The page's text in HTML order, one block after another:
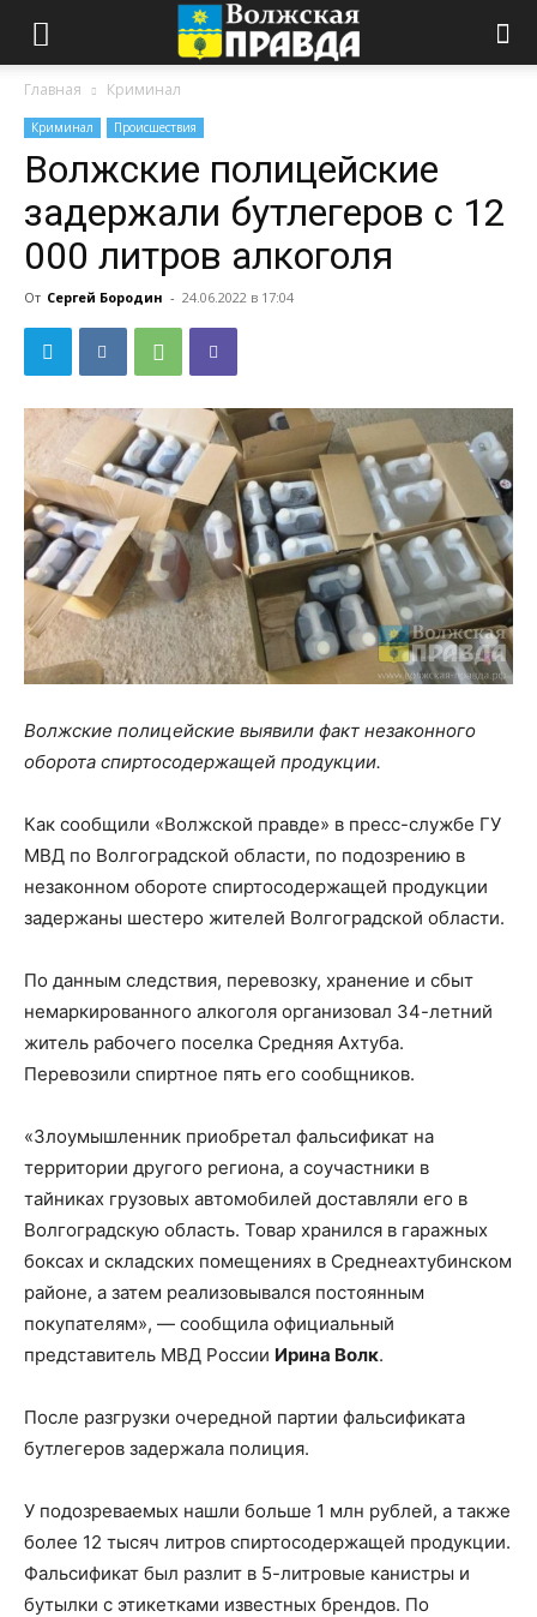
Главная Криминал
Криминал Происшествия
Волжские полицейские
задержали бутлегеров с 12
000 литров алкоголя
От Сергей Бородин - 24.06.2022 в 17:04
Волжские полицейские выявили факт незаконного
оборота спиртосодержащей продукции.
Как сообщили «Волжской правде» в пресс-службе ГУ
МВД по Волгоградской области, по подозрению в
незаконном обороте спиртосодержащей продукции
задержаны шестеро жителей Волгоградской области.
По данным следствия, перевозку, хранение и сбыт
немаркированного алкоголя организовал 34-летний
житель рабочего поселка Средняя Ахтуба.
Перевозили спиртное пять его сообщников.
«Злоумышленник приобретал фальсификат на
территории другого региона, а соучастники в
тайниках грузовых автомобилей доставляли его в
Волгоградскую область. Товар хранился в гаражных
боксах и складских помещениях в Среднеахтубинском
районе, а затем реализовывался постоянным
покупателям», — сообщила официальный
представитель МВД России Ирина Волк.
После разгрузки очередной партии фальсификата
бутлегеров задержала полиция.
У подозреваемых нашли больше 1 млн рублей, а также
более 12 тысяч литров спиртосодержащей продукции.
Фальсификат был разлит в 5-литровые канистры и
бутылки с этикетками известных брендов. По